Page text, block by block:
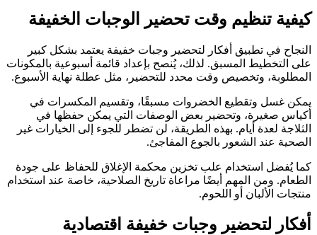
كيفية تنظيم وقت تحضير الوجبات الخفيفة
النجاح في تطبيق أفكار لتحضير وجبات خفيفة يعتمد بشكل كبير
على التخطيط المسبق. لذلك، يُنصح بإعداد قائمة أسبوعية بالمكونات
المطلوبة، وتخصيص وقت محدد للتحضير، مثل عطلة نهاية الأسبوع.
يمكن غسل وتقطيع الخضروات مسبقًا، وتقسيم المكسرات في
أكياس صغيرة، وتحضير بعض الوصفات التي يمكن حفظها في
الثلاجة لعدة أيام. بهذه الطريقة، لن تضطر للجوء إلى الخيارات غير
الصحية عند الشعور بالجوع المفاجئ.
كما يُفضل استخدام علب تخزين محكمة الإغلاق للحفاظ على جودة
الطعام. ومن المهم أيضًا مراعاة تاريخ الصلاحية، خاصة عند استخدام
منتجات الألبان أو اللحوم.
أفكار لتحضير وجبات خفيفة اقتصادية